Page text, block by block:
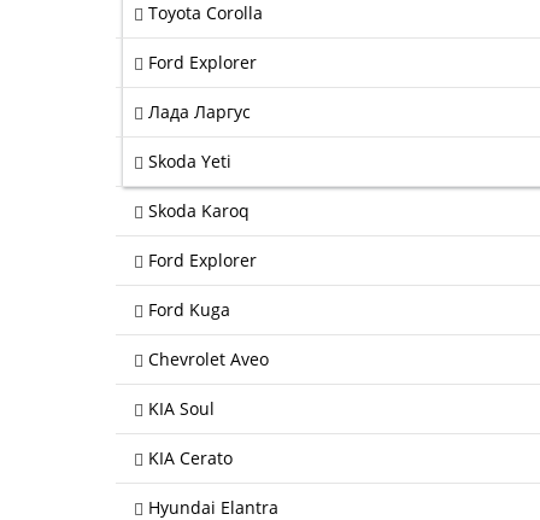
Toyota Corolla
Ford Explorer
Лада Ларгус
Skoda Yeti
Skoda Karoq
Ford Explorer
Ford Kuga
Chevrolet Aveo
KIA Soul
KIA Cerato
Hyundai Elantra